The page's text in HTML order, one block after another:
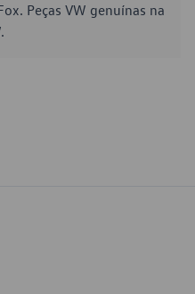
Peças VW genuínas na